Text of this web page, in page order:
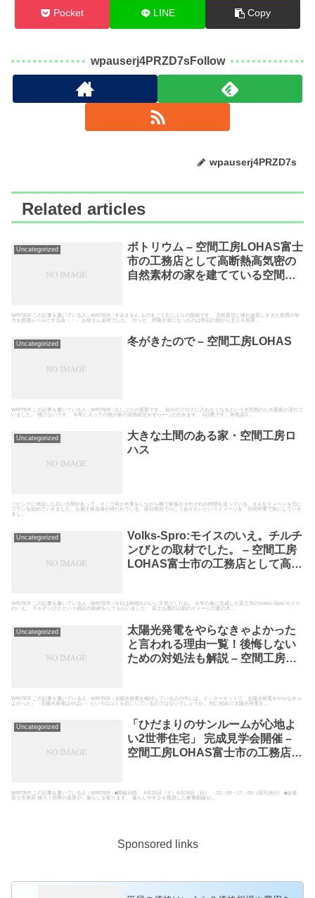
Pocket LINE Copy
wpauserj4PRZD7sFollow
wpauserj4PRZD7s
Related articles
Uncategorized
ボトリウム – 空間工房LOHAS富士
市の工務店として高断熱高気密の
自然素材の家を建てている空間工
WRITER この記事を書いている人 - WRITER - すみません ものすごく久しぶりの投稿です。 天然育児に憧れ放置しすぎた長男の学
力を普通レベルにする為・・・ お母さん必死でした。 やっと、呼吸が楽になったのは昨日の朝から主人＆長男...
Uncategorized 冬がきたので – 空間工房LOHAS
WRITER この記事を書いている人 - WRITER - 久しぶりの更新です。 自分のブログに入れなくなるという大失態のため更新が遅れて
いました。 情けないです。 今年に入っての我が家の温熱状況をずらーっと行きます。 6日夜です。外気温3...
Uncategorized
大きな土間のある家・空間工房ロ
ハス
リビングに併設した広い土間があって、そこで何か作業をしながら横で家族がそれぞれの時間を送っている。そんなイメージを元に
プランを始めていきました。お施主様自身が持たれている、部分部分でのこうありたいというイメージを、共同作業で形にしていき
まし...
Uncategorized
Volks-Spro:モイスのいえ。チルチ
ンびとの取材でした。 – 空間工房
LOHAS富士市の工務店として高断
WRITER この記事を書いている人 - WRITER - 今日は秋晴れのいい天気でしたね。 今年の春に完成した富士市のVolks-Spro:モイス
のいえ。 チルチンびとという雑誌の取材をしてもらいました。 富士山麓の山肌のイメージの庭の木...
Uncategorized
太陽光発電をやらなきゃよかった
と言われる理由一覧！後悔しない
ための対処法も解説 – 空間工房
いる空間工房LOHAS
WRITER この記事を書いている人 - WRITER - 太陽光発電を検討している人の中には、インターネットで「太陽光発電をやらなきゃ
よかった」「太陽光発電はやばい」という口コミを目にしているのではないでしょうか。 特に初めて太陽光発電を...
Uncategorized
「ひだまりのサンルームが心地よ
い2世帯住宅」 完成見学会開催 –
空間工房LOHAS富士市の工務店と
WRITER この記事を書いている人 - WRITER - ■開催日時 4月25日（土）4月26日（日） 10：00～17：00（雨天決行） ■会場
富士市厚原 移ろう四季の借景が、暮らしを彩ります。 暮らしやすさを熟思した家事動線が...
Sponsored links